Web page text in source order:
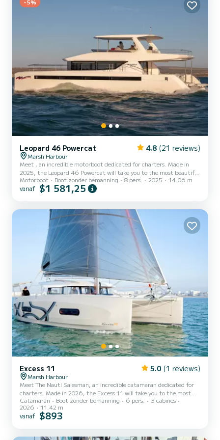
-5%
Leopard 46 Powercat 4.8 (21 reviews)
Marsh Harbour
Meet , an incredible motorboot dedicated for charters. Made in
2025, the Leopard 46 Powercat will take you to the most beautiful
anchorages in Marsh Harbour. The boat has 4 cabins with all
comfort and a capacity of 8 people. With an overall length of 14
heeft 4 toiletten met douche aan boord. Het heeft de volgen...
Motorboot Boot zonder bemanning 8 pers. 2025 14.06 m
vanaf $1 581,25
Excess 11 5.0 (1 reviews)
Marsh Harbour
Meet The Nauti Salesman, an incredible catamaran dedicated for
charters. Made in 2026, the Excess 11 will take you to the most
beautiful anchorages in Marsh Harbour. You are going to have an
exceptional cruise on this catamaran of 11 meters. You will be able
to accommodate up to 6 passengers when cruising and take
Catamaran Boot zonder bemanning 6 pers.
3 cabines
2026
11.42 m
vanaf $893